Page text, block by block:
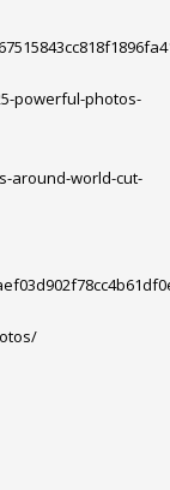
powerful-photos-
around-world-cut-